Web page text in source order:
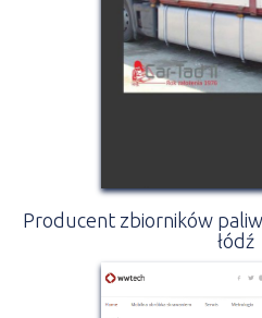
Producent zbiorników
łódź